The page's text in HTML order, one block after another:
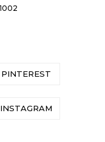
PINTEREST
INSTAGRAM